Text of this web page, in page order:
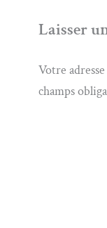
Laisser
Votre
champs